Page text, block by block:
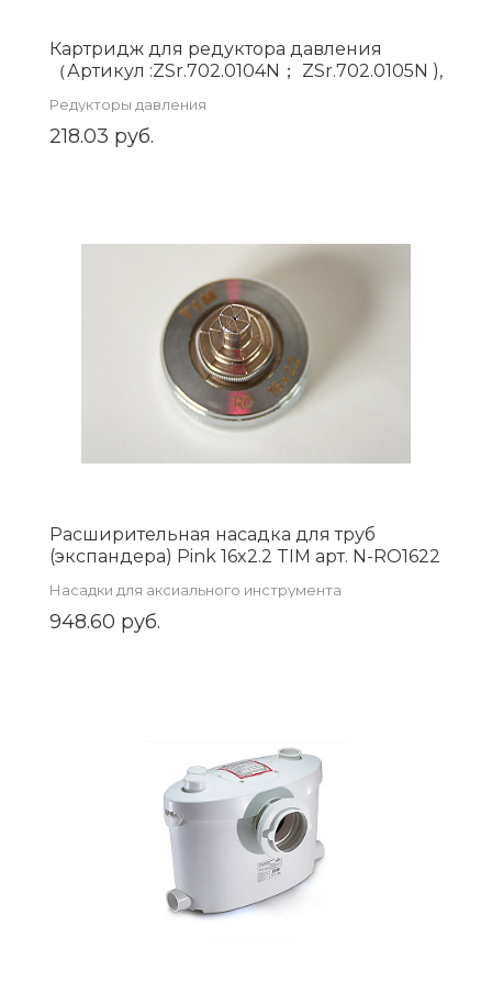
Картридж для редуктора давления
（Артикул :ZSr.702.0104N； ZSr.702.0105N ),
Редукторы давления
218.03 руб.
Расширительная насадка для труб
(экспандера) Pink 16x2.2 TIM арт. N-RO1622
Насадки для аксиального инструмента
948.60 руб.